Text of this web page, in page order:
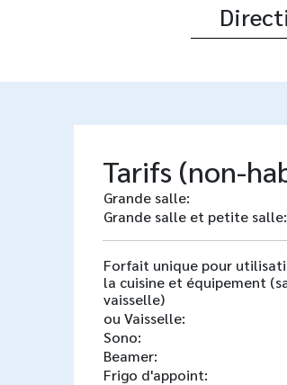
Tarifs (non-
Grande salle:
Grande salle et petite salle:
Forfait unique pour
la cuisine et équipement
vaisselle)
ou Vaisselle:
Sono:
Beamer:
Frigo d'appoint: